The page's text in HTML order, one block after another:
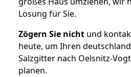
Lösung für Sie.
Zögern Sie nicht und
heute, um Ihren
Salzgitter nach Oelsnitz-
planen.